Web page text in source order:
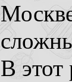
В этот